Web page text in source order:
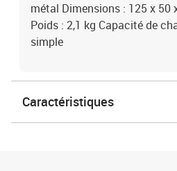
métal Dimensions : 125 x 50
Poids : 2,1 kg Capacité de
simple
Caractéristiques